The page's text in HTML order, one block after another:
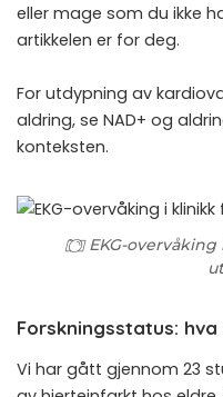
eller mage som du ikke
artikkelen er for deg.
For utdypning av
aldring, se NAD+ og
konteksten.
EKG-
Forskningsstatus:
Vi har gått gjennom 23